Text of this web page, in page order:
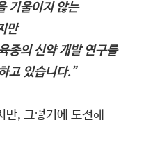
기울이지 않는
만
종의 신약 개발 연구를
고 있습니다.”
만, 그렇기에 도전해